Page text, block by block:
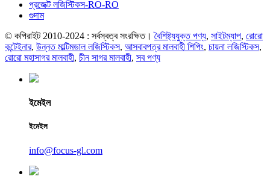
প্রজেক্ট লজিস্টিকস-RO-RO
গুদাম
© কপিরাইট 2010-2024 : সর্বস্বত্ব সংরক্ষিত। বৈশিষ্ট্যযুক্ত পণ্য, সাইটম্যাপ, রোরো
কন্টেইনার, উন্নত মাল্টিমডাল লজিস্টিকস, আসবাবপত্র মালবাহী শিপিং, চায়না লজিস্টিকস,
রোরো মহাসাগর মালবাহী, চীন সাগর মালবাহী, সব পণ্য
ইমেইল
ইমেইল
info@focus-gl.com